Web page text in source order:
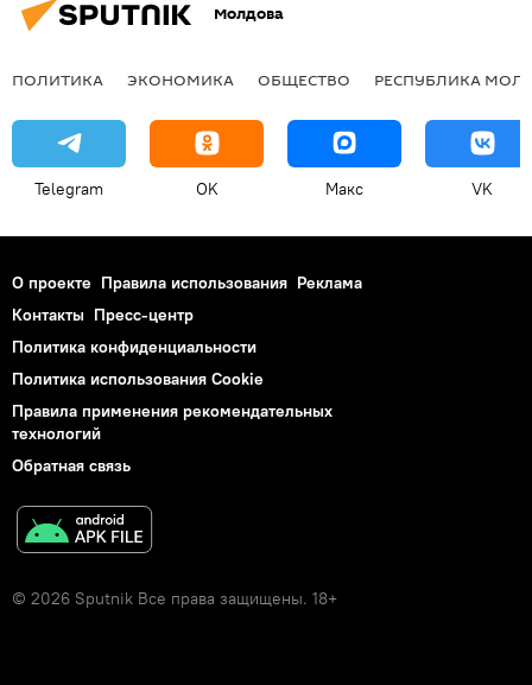
Молдова
ПОЛИТИКА ЭКОНОМИКА ОБЩЕСТВО РЕСПУБЛИКА
Telegram OK Макс VK
О проекте Правила использования Реклама
Контакты Пресс-центр
Политика конфиденциальности
Политика использования Cookie
Правила применения рекомендательных
технологий
Обратная связь
© 2026 Sputnik Все права защищены. 18+